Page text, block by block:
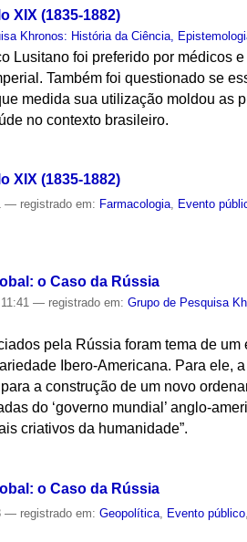
XIX (1835-1882)
Khronos: História da Ciência,
Lusitano foi preferido por médicos e
Também foi questionado se
medida sua utilização moldou as
no contexto brasileiro.
XIX (1835-1882)
— registrado em: Farmacologia, Evento
o Caso da Rússia
11:41— registrado em:Grupo de Pesquisa
pela Rússia foram tema de um
Ibero-Americana. Para ele,
a construção de um novo
do ‘governo mundial’ anglo-
criativos da humanidade”.
o Caso da Rússia
— registrado em:Geopolítica Evento público